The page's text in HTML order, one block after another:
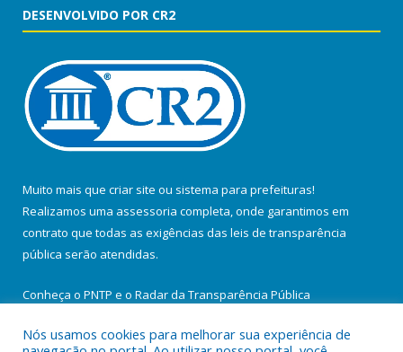
DESENVOLVIDO POR CR2
Muito mais que criar site ou sistema para prefeituras!
Realizamos uma assessoria completa, onde garantimos em
contrato que todas as exigências das leis de transparência
pública serão atendidas.
Conheça o PNTP e o Radar da Transparência Pública
Nós usamos cookies para melhorar sua experiência de